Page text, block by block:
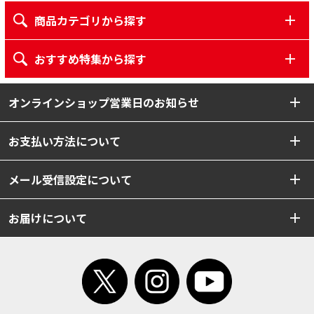
商品カテゴリから探す
おすすめ特集から探す
オンラインショップ営業日のお知らせ
お支払い方法について
メール受信設定について
お届けについて